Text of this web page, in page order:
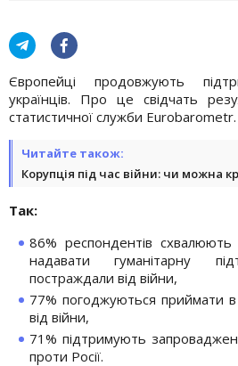
Європейці продовжують
українців. Про це свідчать
статистичної служби Eurobarometr.
Читайте також:
Корупція під час війни: чи можна
Так:
86% респондентів
надавати гуманітарну
постраждали від війни,
77% погоджуються приймати
від війни,
71% підтримують
проти Росії.